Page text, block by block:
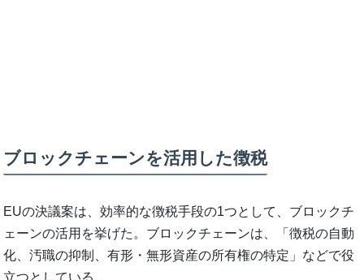
ブロックチェーンを活用した徴税
EUの決議案は、効率的な徴税手段の1つとして、ブロックチ
ェーンの活用を挙げた。ブロックチェーンは、「徴税の自動
化、汚職の抑制、有形・無形資産の所有権の特定」などで役